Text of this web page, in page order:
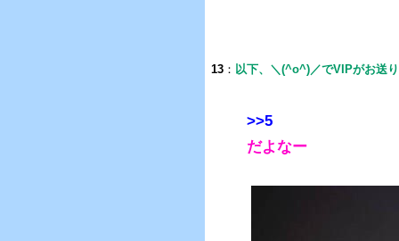
13 ： 以下、＼(^o^)／でVIPがお送
>>5
だよなー